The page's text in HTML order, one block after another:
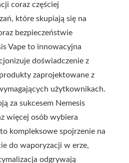
coraz częściej
które skupiają się na
bezpieczeństwie
Vape to innowacyjna
doświadczenie z
zaprojektowane z
użytkownikach.
za sukcesem Nemesis
więcej osób wybiera
kompleksowe spojrzenie na
do waporyzacji w erze,
odgrywają